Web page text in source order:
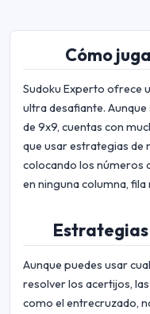
Cómo
Sudoku Experto ofrece
ultra desafiante.
de 9x9, cuentas con
que usar estrategias de
colocando los números
en ninguna columna, fila
Aunque puedes usar
resolver los acertijos,
como el entrecruzado,